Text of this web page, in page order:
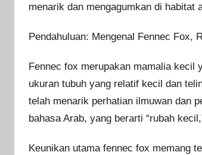
menarik dan mengagumkan di habitat
Pendahuluan: Mengenal Fennec Fox,
Fennec fox merupakan mamalia kecil
ukuran tubuh yang relatif kecil dan
telah menarik perhatian ilmuwan dan
bahasa Arab, yang berarti “rubah
Keunikan utama fennec fox memang